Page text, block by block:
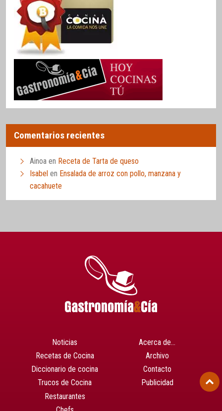
Comentarios recientes
Ainoa en Receta de Tarta de queso
Isabel en Ensalada de arroz con pollo, manzana y
cacahuete
Noticias
Recetas de Cocina
Diccionario de cocina
Trucos de Cocina
Restaurantes
Acerca de…
Archivo
Contacto
Publicidad